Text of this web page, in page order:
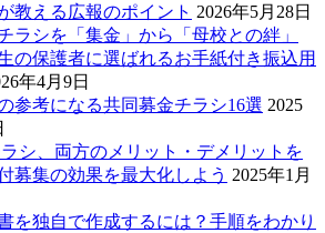
教える広報のポイント 2026年5月28日
ラシを「集金」から「母校との絆」
の保護者に選ばれるお手紙付き振込用
年4月9日
参考になる共同募金チラシ16選 2025
シ、両方のメリット・デメリットを
募集の効果を最大化しよう 2025年1月
を独自で作成するには？手順をわかり